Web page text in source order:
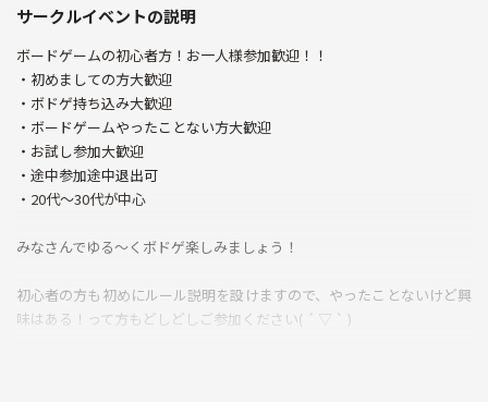
サークルイベントの説明
ボードゲームの初心者方！お一人様参加歓迎！！
・初めましての方大歓迎
・ボドゲ持ち込み大歓迎
・ボードゲームやったことない方大歓迎
・お試し参加大歓迎
・途中参加途中退出可
・20代〜30代が中心
みなさんでゆる～くボドゲ楽しみましょう！
初心者の方も初めにルール説明を設けますので、やったことないけど興
味はある！って方もどしどしご参加ください( ´ ▽ ` )